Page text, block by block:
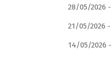
28/05/2026 -
21/05/2026 -
14/05/2026 -